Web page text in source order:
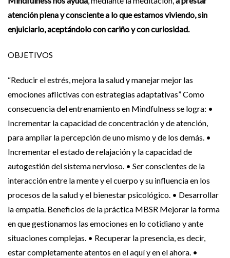
atención plena y consciente a lo que estamos viviendo, sin
enjuiciarlo, aceptándolo con cariño y con curiosidad.
OBJETIVOS
“Reducir el estrés, mejora la salud y manejar mejor las
emociones aflictivas con estrategias adaptativas”Como
consecuencia del entrenamiento en Mindfulness se logra: •
Incrementar la capacidad de concentración y de atención,
para ampliar la percepción de uno mismo y de los demás. •
Incrementar el estado de relajación y la capacidad de
autogestión del sistema nervioso. • Ser conscientes de la
interacción entre la mente y el cuerpo y su influencia en los
procesos de la salud y el bienestar psicológico. • Desarrollar
la empatía. Beneficios de la práctica MBSR Mejorar la forma
en que gestionamos las emociones en lo cotidiano y ante
situaciones complejas. • Recuperar la presencia, es decir,
estar completamente atentos en el aquí y en el ahora. •